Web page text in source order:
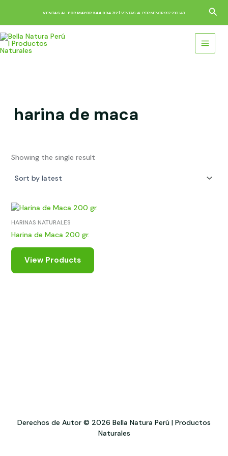
content
VENTAS AL POR MAYOR 944 894 712 | VENTAS AL POR MENOR 997 230 148
harina de maca
Showing the single result
HARINAS NATURALES
Harina de Maca 200 gr.
View Products
Derechos de Autor © 2026 Bella Natura Perú | Productos
Naturales